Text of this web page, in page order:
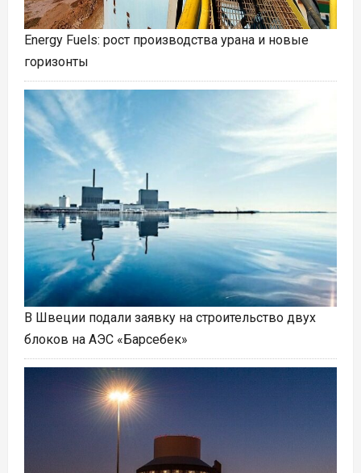
Energy Fuels: рост производства урана и новые
горизонты
В Швеции подали заявку на строительство двух
блоков на АЭС «Барсебек»